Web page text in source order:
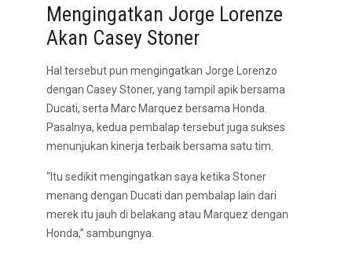
Mengingatkan Jorge Lorenze
Akan Casey Stoner
Hal tersebut pun mengingatkan Jorge Lorenzo
dengan Casey Stoner, yang tampil apik bersama
Ducati, serta Marc Marquez bersama Honda.
Pasalnya, kedua pembalap tersebut juga sukses
menunjukan kinerja terbaik bersama satu tim.
“Itu sedikit mengingatkan saya ketika Stoner
menang dengan Ducati dan pembalap lain dari
merek itu jauh di belakang atau Marquez dengan
Honda,” sambungnya.